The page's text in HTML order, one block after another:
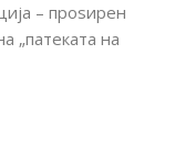
– проѕирен
„патеката на